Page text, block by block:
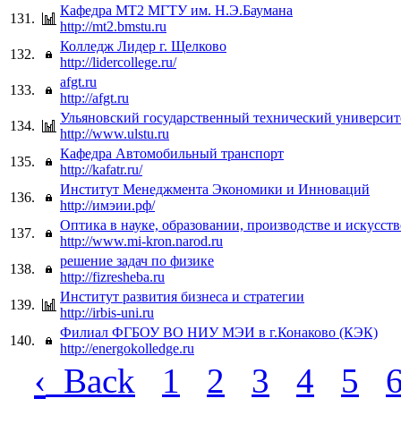
131.
Кафедра МТ2 МГТУ им. Н.Э.Баумана
http://mt2.bmstu.ru
132.
Колледж Лидер г. Щелково
http://lidercollege.ru/
133.
afgt.ru
http://afgt.ru
134.
Ульяновский государственный технический
http://www.ulstu.ru
135.
Кафедра Автомобильный транспорт
http://kafatr.ru/
136.
Институт Менеджмента Экономики и Инноваций
http://имэии.рф/
137.
Оптика в науке, образовании, производстве и
http://www.mi-kron.narod.ru
138.
решение задач по физике
http://fizresheba.ru
139.
Институт развития бизнеса и стратегии
http://irbis-uni.ru
140.
Филиал ФГБОУ ВО НИУ МЭИ в г.Конаково (КЭК)
http://energokolledge.ru
‹ Back 1 2 3 4 5